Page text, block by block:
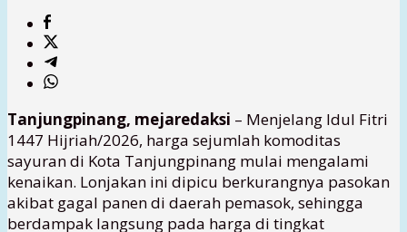
Tanjungpinang, mejaredaksi – Menjelang Idul Fitri
1447 Hijriah/2026, harga sejumlah komoditas
sayuran di Kota Tanjungpinang mulai mengalami
kenaikan. Lonjakan ini dipicu berkurangnya pasokan
akibat gagal panen di daerah pemasok, sehingga
berdampak langsung pada harga di tingkat